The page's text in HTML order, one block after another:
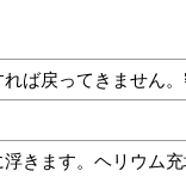
ば戻ってきません。
きます。ヘリウム